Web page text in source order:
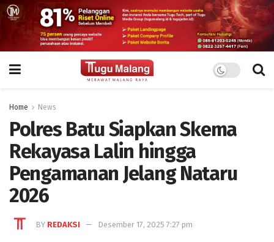
Home News
Polres Batu Siapkan Skema
Rekayasa Lalin hingga
Pengamanan Jelang Nataru
2026
BY REDAKSI Desember 17, 2025 7:27 pm